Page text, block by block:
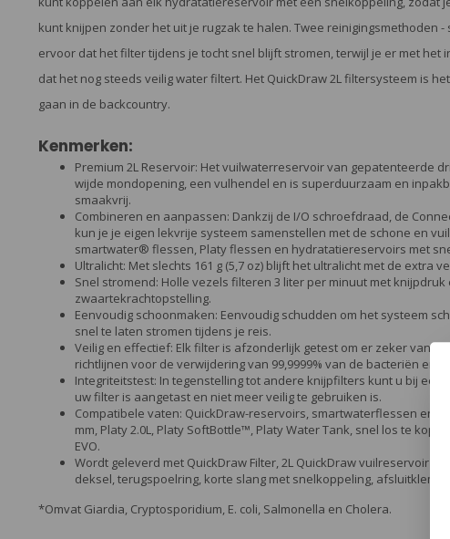
kunt knijpen zonder het uit je rugzak te halen. Twee reinigingsmethoden
ervoor dat het filter tijdens je tocht snel blijft stromen, terwijl je er met
dat het nog steeds veilig water filtert. Het QuickDraw 2L filtersysteem is
gaan in de backcountry.
Kenmerken:
Premium 2L Reservoir: Het vuilwaterreservoir van gepatenteerde
wijde mondopening, een vulhendel en is superduurzaam en
smaakvrij.
Combineren en aanpassen: Dankzij de I/O schroefdraad, de
kun je je eigen lekvrije systeem samenstellen met de schone en
smartwater® flessen, Platy flessen en hydratatiereservoirs met
Ultralicht: Met slechts 161 g (5,7 oz) blijft het ultralicht met de extra
Snel stromend: Holle vezels filteren 3 liter per minuut met knijpdruk
zwaartekrachtopstelling.
Eenvoudig schoonmaken: Eenvoudig schudden om het systeem
snel te laten stromen tijdens je reis.
Veilig en effectief: Elk filter is afzonderlijk getest om er zeker van te
richtlijnen voor de verwijdering van 99,9999% van de bacteriën en
Integriteitstest: In tegenstelling tot andere knijpfilters kunt u bij een
uw filter is aangetast en niet meer veilig te gebruiken is.
Compatibele vaten: QuickDraw-reservoirs, smartwaterflessen en
mm, Platy 2.0L, Platy SoftBottle™, Platy Water Tank, snel los te
EVO.
Wordt geleverd met QuickDraw Filter, 2L QuickDraw vuilreservoir
deksel, terugspoelring, korte slang met snelkoppeling, afsluitklem.
*Omvat Giardia, Cryptosporidium, E. coli, Salmonella en Cholera.